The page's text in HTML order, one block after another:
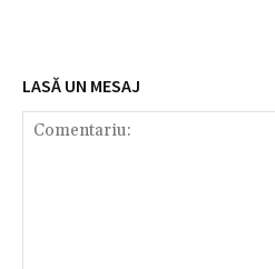
LASĂ UN MESAJ